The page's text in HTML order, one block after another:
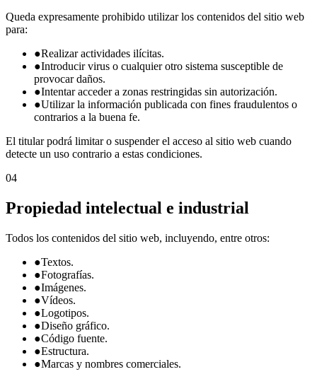
Queda expresamente prohibido utilizar los contenidos del sitio web
para:
●Realizar actividades ilícitas.
●Introducir virus o cualquier otro sistema susceptible de
provocar daños.
●Intentar acceder a zonas restringidas sin autorización.
●Utilizar la información publicada con fines fraudulentos o
contrarios a la buena fe.
El titular podrá limitar o suspender el acceso al sitio web cuando
detecte un uso contrario a estas condiciones.
04
Propiedad intelectual e industrial
Todos los contenidos del sitio web, incluyendo, entre otros:
●Textos.
●Fotografías.
●Imágenes.
●Vídeos.
●Logotipos.
●Diseño gráfico.
●Código fuente.
●Estructura.
●Marcas y nombres comerciales.